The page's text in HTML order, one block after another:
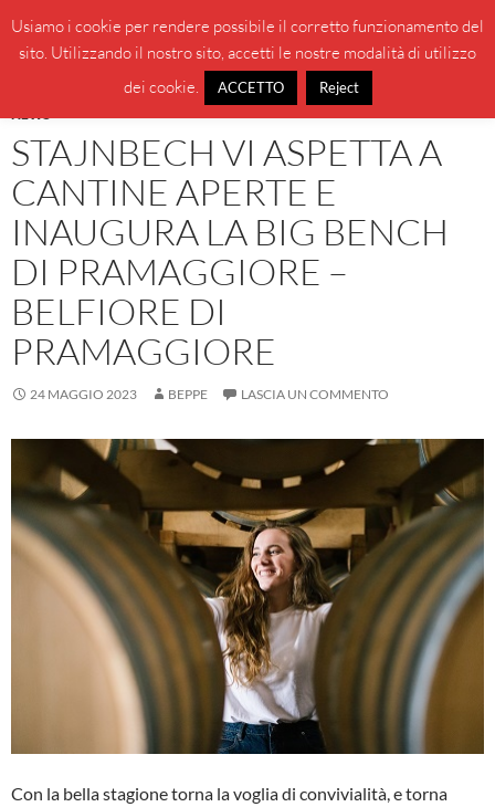
contenuto
BeppeBlog
MENU
NEWS
STAJNBECH VI ASPETTA A
CANTINE APERTE E
INAUGURA LA BIG BENCH
DI PRAMAGGIORE –
BELFIORE DI
PRAMAGGIORE
24 MAGGIO 2023 BEPPE LASCIA UN COMMENTO
Con la bella stagione torna la voglia di convivialità, e torna
Usiamo i cookie per rendere possibile il corretto funzionamento del
sito. Utilizzando il nostro sito, accetti le nostre modalità di utilizzo
dei cookie.
ACCETTO Reject